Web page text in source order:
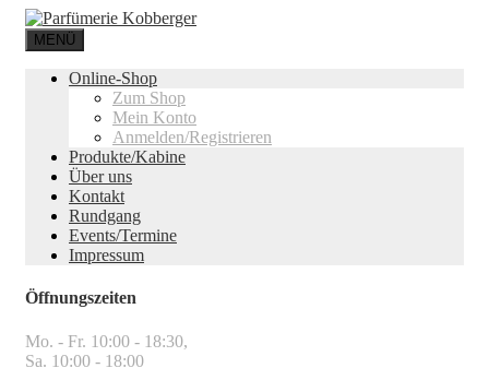
MENÜ
Online-Shop
Zum Shop
Mein Konto
Anmelden/Registrieren
Produkte/Kabine
Über uns
Kontakt
Rundgang
Events/Termine
Impressum
Öffnungszeiten
Mo. - Fr. 10:00 - 18:30,
Sa. 10:00 - 18:00